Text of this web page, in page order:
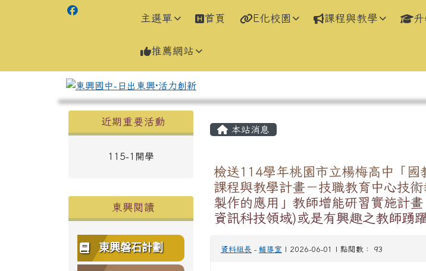
主選單 首頁 E化校園 課程與教學 升
推薦網站
左邊區域內容
近期重要活動
115-1開學
東興閱讀
東興磐石計劃
主內容區域
本站消息
檢送114學年桃園市立楊梅高中「國
課程與教學計畫－技職教育中心技
製作的應用」教師增能研習實施計
資訊科技領域)或是有興趣之教師踴
資料組長 - 輔導室 | 2026-06-01 | 點閱數： 93